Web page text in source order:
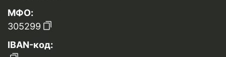
МФО:
305299
IBAN-код: